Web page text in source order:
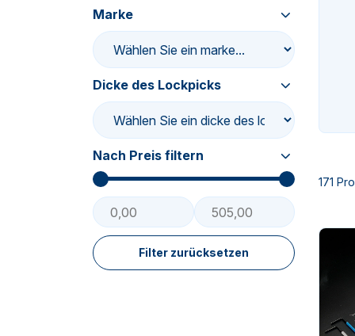
Marke
Dicke des Lockpicks
Nach Preis filtern
Filter zurücksetzen
171